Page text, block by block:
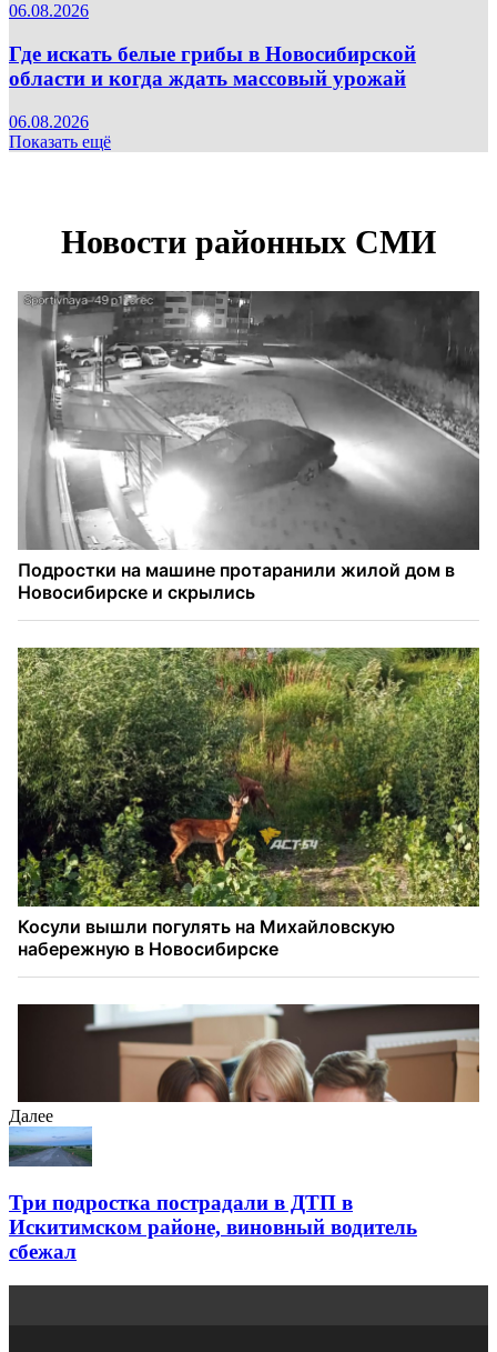
06.08.2026
Где искать белые грибы в Новосибирской
области и когда ждать массовый урожай
06.08.2026
Показать ещё
Далее
Три подростка пострадали в ДТП в
Искитимском районе, виновный водитель
сбежал